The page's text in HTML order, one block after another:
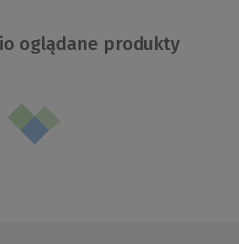
oglądane produkty